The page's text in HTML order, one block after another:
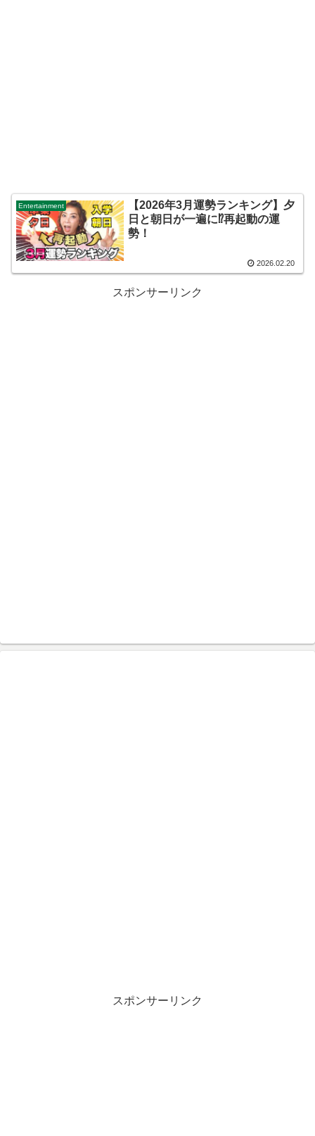
Entertainment
【2026年3月運勢ランキング】夕
日と朝日が一遍に⁉再起動の運
勢！
2026.02.20
スポンサーリンク
スポンサーリンク